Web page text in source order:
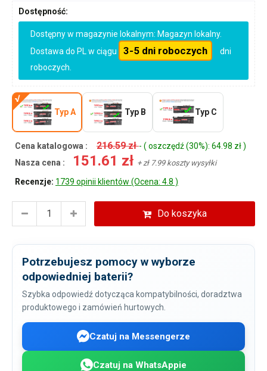
Dostępność:
Dostępny w magazynie lokalnym: Magazyn lokalny.
Dostawa do PL w ciągu
3-5 dni roboczych
dni
roboczych.
Typ A Typ B Typ C
Cena katalogowa : 216.59 zł- ( oszczędź (30%): 64.98 zł )
Nasza cena :
151.61 zł + zł 7.99 koszty wysyłki
Recenzje: 1739 opinii klientów (Ocena: 4.8 )
Do koszyka
Potrzebujesz pomocy w wyborze
odpowiedniej baterii?
Szybka odpowiedź dotycząca kompatybilności, doradztwa
produktowego i zamówień hurtowych.
Czatuj na Messengerze
Czatuj na WhatsAppie